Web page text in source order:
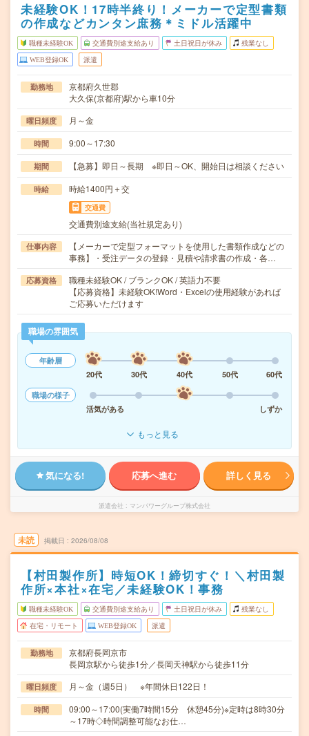
未経験OK！17時半終り！メーカーで定型書類
の作成などカンタン庶務＊ミドル活躍中
職種未経験OK 交通費別途支給あり 土日祝日が休み 残業なし
WEB登録OK 派遣
勤務地
京都府久世郡
大久保(京都府)駅から車10分
曜日頻度 月～金
時間 9:00～17:30
期間 【急募】即日～長期 ※即日～OK、開始日は相談ください
時給 時給1400円＋交
交通費
交通費別途支給(当社規定あり)
仕事内容
【メーカーで定型フォーマットを使用した書類作成などの
事務】・受注データの登録・見積や請求書の作成・各…
応募資格
職種未経験OK / ブランクOK / 英語力不要
【応募資格】未経験OK!Word・Excelの使用経験があれば
ご応募いただけます
職場の雰囲気
年齢層
20代
30代 40代 50代
60代
職場の様子
活気がある
しずか
もっと見る
気になる! 応募へ進む 詳しく見る
派遣会社 マンパワーグループ株式会社
未読 掲載日 2026/08/08
【村田製作所】時短OK！締切すぐ！＼村田製
作所×本社×在宅／未経験OK！事務
職種未経験OK 交通費別途支給あり 土日祝日が休み 残業なし
在宅・リモート WEB登録OK 派遣
勤務地
京都府長岡京市
長岡京駅から徒歩1分／長岡天神駅から徒歩11分
曜日頻度 月～金（週5日） ※年間休日122日！
時間
09:00～17:00(実働7時間15分 休憩45分)※定時は8時30分
～17時◇時間調整可能なお仕…